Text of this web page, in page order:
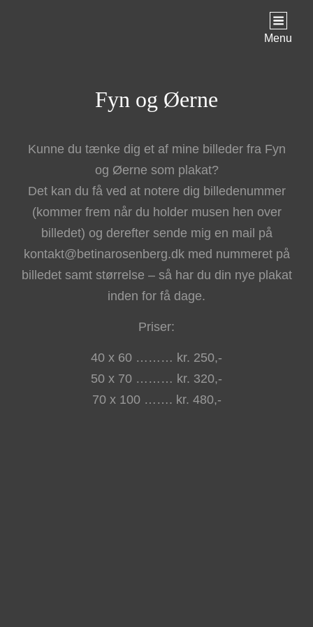
Menu
Fyn og Øerne
Kunne du tænke dig et af mine billeder fra Fyn
og Øerne som plakat?
Det kan du få ved at notere dig billedenummer
(kommer frem når du holder musen hen over
billedet) og derefter sende mig en mail på
kontakt@betinarosenberg.dk med nummeret på
billedet samt størrelse – så har du din nye plakat
inden for få dage.
Priser:
40 x 60 ……… kr. 250,-
50 x 70 ……… kr. 320,-
70 x 100 ……. kr. 480,-